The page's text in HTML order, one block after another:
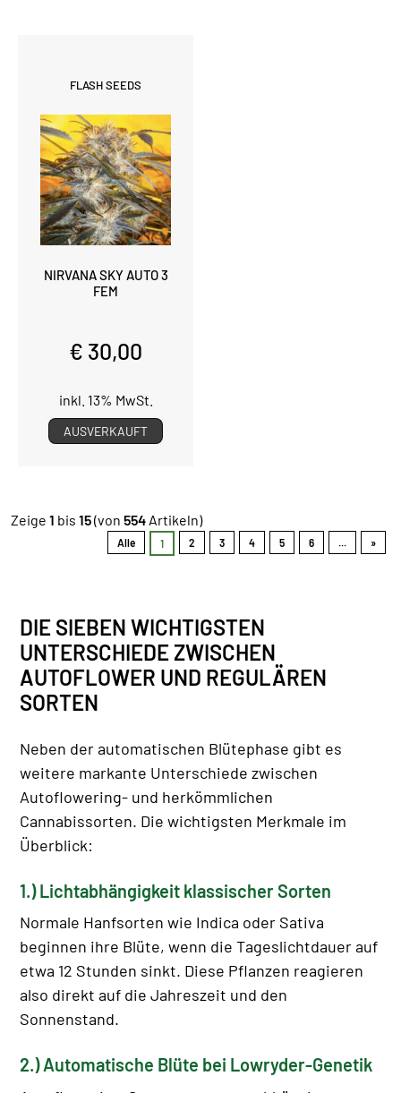
FLASH SEEDS
NIRVANA SKY AUTO 3
FEM
€ 30,00
inkl. 13% MwSt.
AUSVERKAUFT
Zeige 1 bis 15(von 554 Artikeln)
Alle 1 2 3 4 5 6 »
DIE SIEBEN WICHTIGSTEN
UNTERSCHIEDE ZWISCHEN
AUTOFLOWER UND REGULÄREN
SORTEN
Neben der automatischen Blütephase gibt es
weitere markante Unterschiede zwischen
Autoflowering- und herkömmlichen
Cannabissorten. Die wichtigsten Merkmale im
Überblick:
1.) Lichtabhängigkeit klassischer Sorten
Normale Hanfsorten wie Indica oder Sativa
beginnen ihre Blüte, wenn die Tageslichtdauer auf
etwa 12 Stunden sinkt. Diese Pflanzen reagieren
also direkt auf die Jahreszeit und den
Sonnenstand.
2.) Automatische Blüte bei Lowryder-Genetik